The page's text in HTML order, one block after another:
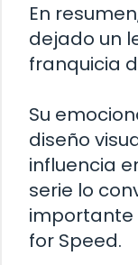
En
dejado un
franquicia
Su
diseño
influencia
serie lo
importante
for Speed.